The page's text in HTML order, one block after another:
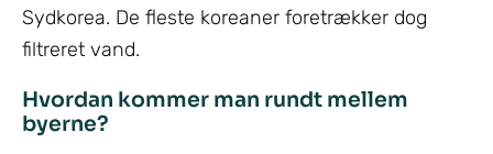
Sydkorea. De fleste koreaner foretrækker dog
filtreret vand.
Hvordan kommer man rundt mellem
byerne?